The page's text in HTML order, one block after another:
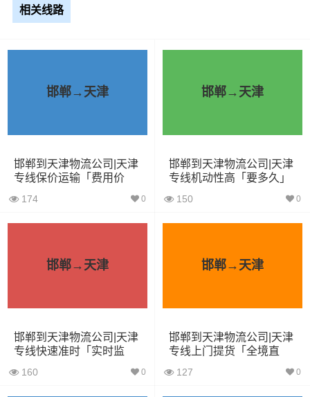
车型 装载体积 装载重量 尺寸（米）
3.8米货车 15立方 2吨 3.8×1.7×2.2
9.6米货车 58立方 18吨 9.6×2.4×2.5
13米货车 80立方 33吨 13×2.4×2.8
17.5米货车 130立方 33吨 17.5×3×2.8
相关线路
邯郸→天津
邯郸到天津物流公司|天津
专线保价运输「费用价
174 0
邯郸→天津
邯郸到天津物流公司|天津
专线机动性高「要多久」
150 0
邯郸→天津
邯郸到天津物流公司|天津
专线快速准时「实时监
160 0
邯郸→天津
邯郸到天津物流公司|天津
专线上门提货「全境直
127 0